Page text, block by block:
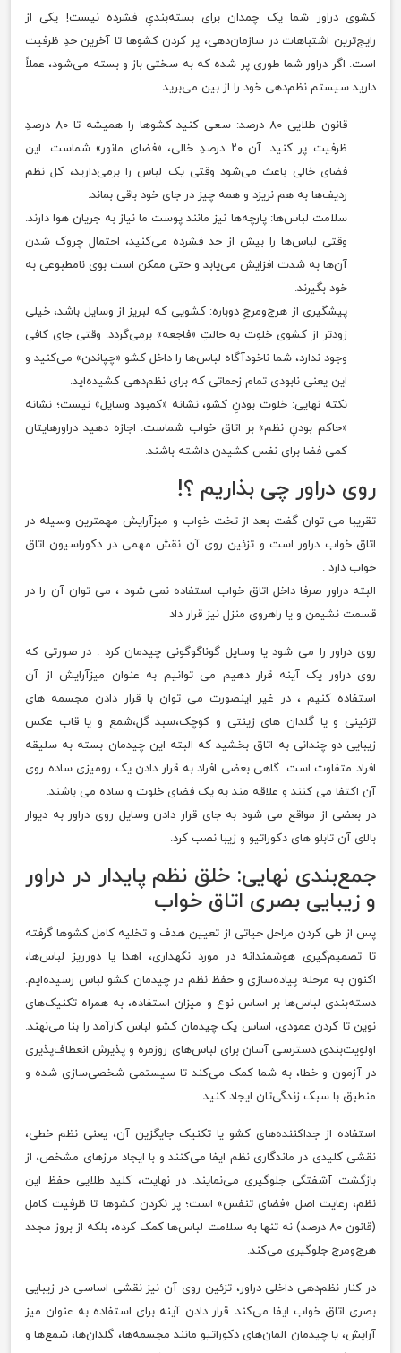
کشوی دراور شما یک چمدان برای بسته‌بندیِ فشرده نیست! یکی از
رایج‌ترین اشتباهات در سازمان‌دهی، پر کردن کشوها تا آخرین حدِ ظرفیت
است. اگر دراور شما طوری پر شده که به سختی باز و بسته می‌شود، عملاً
دارید سیستم نظم‌دهی خود را از بین می‌برید.
قانون طلایی ۸۰ درصد: سعی کنید کشوها را همیشه تا ۸۰ درصدِ
ظرفیت پر کنید. آن ۲۰ درصدِ خالی، «فضای مانور» شماست. این
فضای خالی باعث می‌شود وقتی یک لباس را برمی‌دارید، کل نظم
ردیف‌ها به هم نریزد و همه چیز در جای خود باقی بماند.
سلامت لباس‌ها: پارچه‌ها نیز مانند پوست ما نیاز به جریان هوا دارند.
وقتی لباس‌ها را بیش از حد فشرده می‌کنید، احتمال چروک شدن
آن‌ها به شدت افزایش می‌یابد و حتی ممکن است بوی نامطبوعی به
خود بگیرند.
پیشگیری از هرج‌ومرجِ دوباره: کشویی که لبریز از وسایل باشد، خیلی
زودتر از کشوی خلوت به حالتِ «فاجعه» برمی‌گردد. وقتی جای کافی
وجود ندارد، شما ناخودآگاه لباس‌ها را داخل کشو «چپاندن» می‌کنید و
این یعنی نابودی تمام زحماتی که برای نظم‌دهی کشیده‌اید.
نکته نهایی: خلوت بودنِ کشو، نشانه «کمبود وسایل» نیست؛ نشانه
«حاکم بودنِ نظم» بر اتاق خواب شماست. اجازه دهید دراورهایتان
کمی فضا برای نفس کشیدن داشته باشند.
روی دراور چی بذاریم ؟!
تقریبا می توان گفت بعد از تخت خواب و میزآرایش مهمترین وسیله در
اتاق خواب دراور است و تزئین روی آن نقش مهمی در دکوراسیون اتاق
خواب دارد .
البته دراور صرفا داخل اتاق خواب استفاده نمی شود ، می توان آن را در
قسمت نشیمن و یا راهروی منزل نیز قرار داد
روی دراور را می شود یا وسایل گوناگوگونی چیدمان کرد . در صورتی که
روی دراور یک آینه قرار دهیم می توانیم به عنوان میزآرایش از آن
استفاده کنیم ، در غیر اینصورت می توان با قرار دادن مجسمه های
تزئینی و یا گلدان های زینتی و کوچک،سبد گل،شمع و یا قاب عکس
زیبایی دو چندانی به اتاق بخشید که البته این چیدمان بسته به سلیقه
افراد متفاوت است. گاهی بعضی افراد به قرار دادن یک رومیزی ساده روی
آن اکتفا می کنند و علاقه مند به یک فضای خلوت و ساده می باشند.
در بعضی از مواقع می شود به جای قرار دادن وسایل روی دراور به دیوار
بالای آن تابلو های دکوراتیو و زیبا نصب کرد.
جمع‌بندی نهایی: خلق نظم پایدار در دراور
و زیبایی بصری اتاق خواب
پس از طی کردن مراحل حیاتی از تعیین هدف و تخلیه کامل کشوها گرفته
تا تصمیم‌گیری هوشمندانه در مورد نگهداری، اهدا یا دورریز لباس‌ها،
اکنون به مرحله پیاده‌سازی و حفظ نظم در چیدمان کشو لباس رسیده‌ایم.
دسته‌بندی لباس‌ها بر اساس نوع و میزان استفاده، به همراه تکنیک‌های
نوین تا کردن عمودی، اساس یک چیدمان کشو لباس کارآمد را بنا می‌نهند.
اولویت‌بندی دسترسی آسان برای لباس‌های روزمره و پذیرش انعطاف‌پذیری
در آزمون و خطا، به شما کمک می‌کند تا سیستمی شخصی‌سازی شده و
منطبق با سبک زندگی‌تان ایجاد کنید.
استفاده از جداکننده‌های کشو یا تکنیک جایگزین آن، یعنی نظم خطی،
نقشی کلیدی در ماندگاری نظم ایفا می‌کنند و با ایجاد مرزهای مشخص، از
بازگشت آشفتگی جلوگیری می‌نمایند. در نهایت، کلید طلایی حفظ این
نظم، رعایت اصل «فضای تنفس» است؛ پر نکردن کشوها تا ظرفیت کامل
(قانون ۸۰ درصد) نه تنها به سلامت لباس‌ها کمک کرده، بلکه از بروز مجدد
هرج‌ومرج جلوگیری می‌کند.
در کنار نظم‌دهی داخلی دراور، تزئین روی آن نیز نقشی اساسی در زیبایی
بصری اتاق خواب ایفا می‌کند. قرار دادن آینه برای استفاده به عنوان میز
آرایش، یا چیدمان المان‌های دکوراتیو مانند مجسمه‌ها، گلدان‌ها، شمع‌ها و